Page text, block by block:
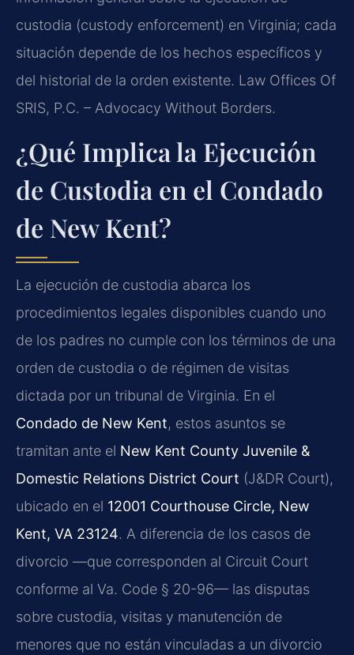
custodia (custody enforcement) en Virginia; cada
situación depende de los hechos específicos y
del historial de la orden existente. Law Offices Of
SRIS, P.C. – Advocacy Without Borders.
¿Qué Implica la Ejecución
de Custodia en el Condado
de New Kent?
La ejecución de custodia abarca los
procedimientos legales disponibles cuando uno
de los padres no cumple con los términos de una
orden de custodia o de régimen de visitas
dictada por un tribunal de Virginia. En el
Condado de New Kent, estos asuntos se
tramitan ante el New Kent County Juvenile &
Domestic Relations District Court (J&DR Court),
ubicado en el 12001 Courthouse Circle, New
Kent, VA 23124. A diferencia de los casos de
divorcio —que corresponden al Circuit Court
conforme al Va. Code § 20-96— las disputas
sobre custodia, visitas y manutención de
menores que no están vinculadas a un divorcio